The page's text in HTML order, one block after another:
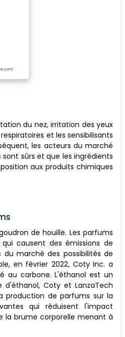
du nez, irritation des yeux
et les sensibilisants
les acteurs du marché
sûrs et que les ingrédients
aux produits chimiques
de houille. Les parfums
causent des émissions de
marché des possibilités de
en février 2022, Coty Inc. a
au carbone. L'éthanol est un
Coty et LanzaTech
production de parfums sur la
qui réduisent l'impact
la brume corporelle menant à